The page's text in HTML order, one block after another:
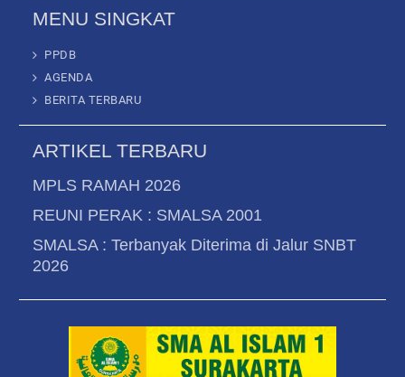
MENU SINGKAT
PPDB
AGENDA
BERITA TERBARU
ARTIKEL TERBARU
MPLS RAMAH 2026
REUNI PERAK : SMALSA 2001
SMALSA : Terbanyak Diterima di Jalur SNBT
2026